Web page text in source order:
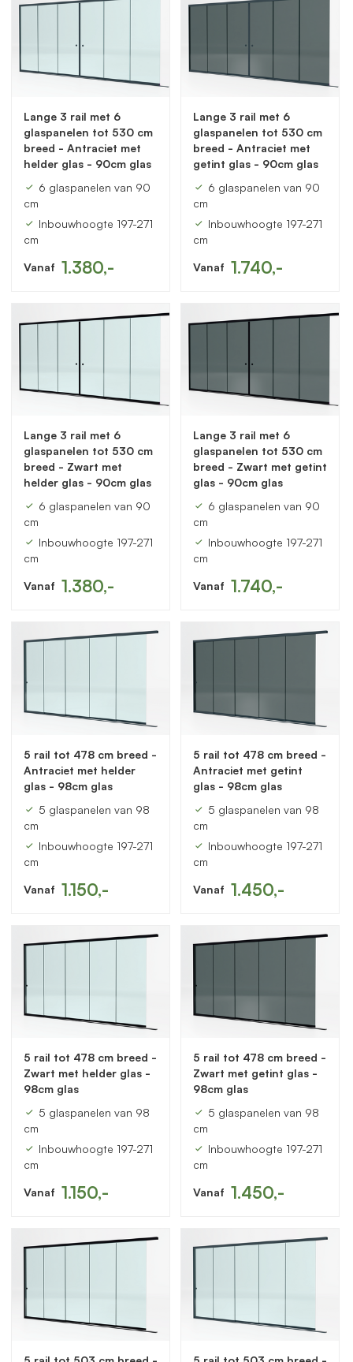
Lange 3 rail met 6
glaspanelen tot 530 cm
breed - Antraciet met
helder glas - 90cm glas
6 glaspanelen van 90
cm
Inbouwhoogte 197-271
cm
Vanaf 1.380,-
Lange 3 rail met 6
glaspanelen tot 530 cm
breed - Antraciet met
getint glas - 90cm glas
6 glaspanelen van 90
cm
Inbouwhoogte 197-271
cm
Vanaf 1.740,-
Lange 3 rail met 6
glaspanelen tot 530 cm
breed - Zwart met
helder glas - 90cm glas
6 glaspanelen van 90
cm
Inbouwhoogte 197-271
cm
Vanaf 1.380,-
Lange 3 rail met 6
glaspanelen tot 530 cm
breed - Zwart met getint
glas - 90cm glas
6 glaspanelen van 90
cm
Inbouwhoogte 197-271
cm
Vanaf 1.740,-
5 rail tot 478 cm breed -
Antraciet met helder
glas - 98cm glas
5 glaspanelen van 98
cm
Inbouwhoogte 197-271
cm
Vanaf 1.150,-
5 rail tot 478 cm breed -
Antraciet met getint
glas - 98cm glas
5 glaspanelen van 98
cm
Inbouwhoogte 197-271
cm
Vanaf 1.450,-
5 rail tot 478 cm breed -
Zwart met helder glas -
98cm glas
5 glaspanelen van 98
cm
Inbouwhoogte 197-271
cm
Vanaf 1.150,-
5 rail tot 478 cm breed -
Zwart met getint glas -
98cm glas
5 glaspanelen van 98
cm
Inbouwhoogte 197-271
cm
Vanaf 1.450,-